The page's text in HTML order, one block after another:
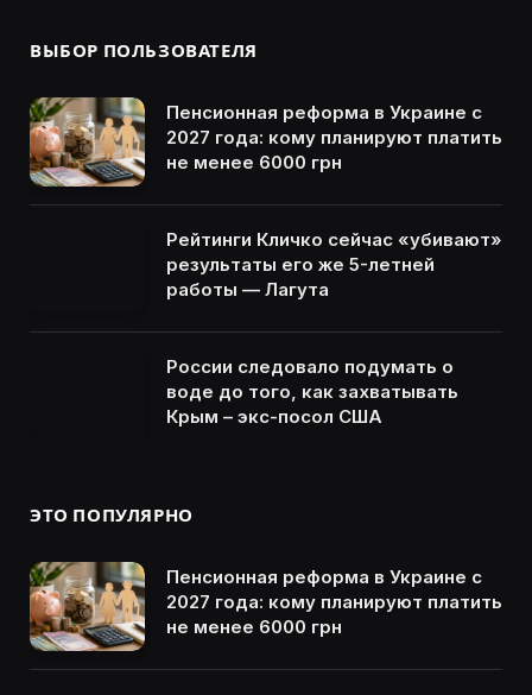
ВЫБОР ПОЛЬЗОВАТЕЛЯ
Пенсионная реформа в Украине с
2027 года: кому планируют платить
не менее 6000 грн
Рейтинги Кличко сейчас «убивают»
результаты его же 5-летней
работы — Лагута
России следовало подумать о
воде до того, как захватывать
Крым – экс-посол США
ЭТО ПОПУЛЯРНО
Пенсионная реформа в Украине с
2027 года: кому планируют платить
не менее 6000 грн